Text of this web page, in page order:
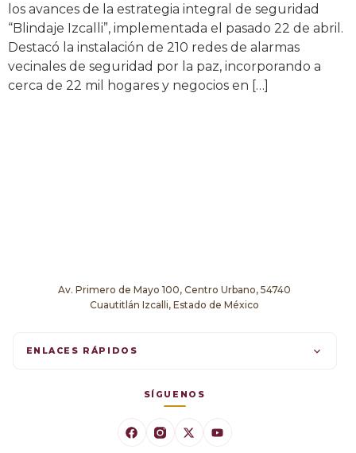
los avances de la estrategia integral de seguridad
“Blindaje Izcalli”, implementada el pasado 22 de abril.
Destacó la instalación de 210 redes de alarmas
vecinales de seguridad por la paz, incorporando a
cerca de 22 mil hogares y negocios en […]
Av. Primero de Mayo 100, Centro Urbano, 54740
Cuautitlán Izcalli, Estado de México
ENLACES RÁPIDOS
SÍGUENOS